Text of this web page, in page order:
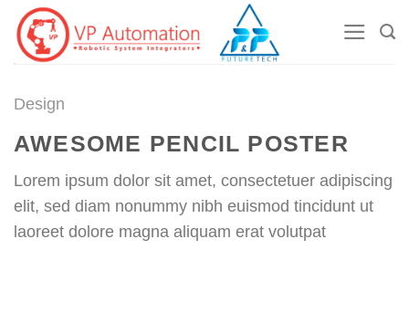
ข้าม
ไป
ยัง
Design
AWESOME PENCIL POSTER
Lorem ipsum dolor sit amet, consectetuer adipiscing
elit, sed diam nonummy nibh euismod tincidunt ut
laoreet dolore magna aliquam erat volutpat